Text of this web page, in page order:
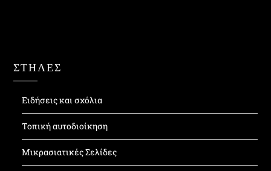
ΣΤΗΛΕΣ
Ειδήσεις και σχόλια
Τοπική αυτοδιοίκηση
Μικρασιατικές Σελίδες